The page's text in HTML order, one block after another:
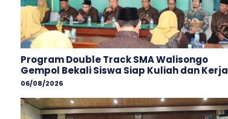
Program Double Track SMA Walisongo
Gempol Bekali Siswa Siap Kuliah dan Kerja
06/08/2026